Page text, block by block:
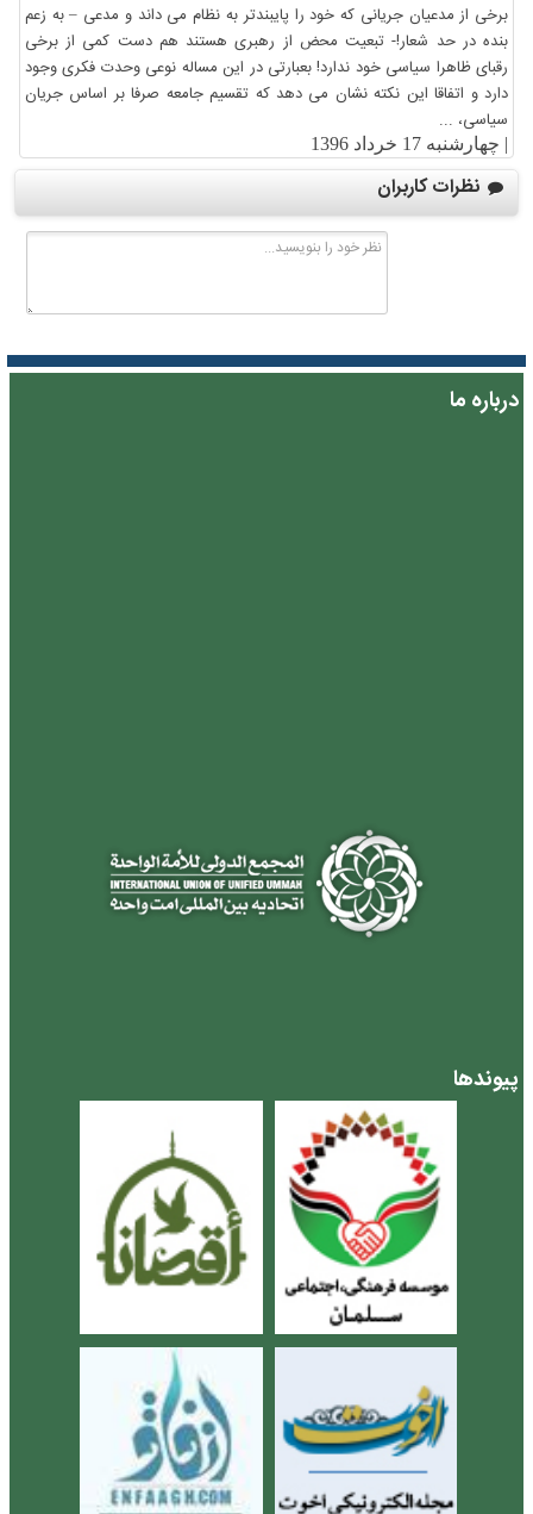
برخی از مدعیان جریانی که خود را پایبندتر به نظام می داند و مدعی – به زعم
بنده در حد شعار!- تبعیت محض از رهبری هستند هم دست کمی از برخی
رقبای ظاهرا سیاسی خود ندارد! بعبارتی در این مساله نوعی وحدت فکری وجود
دارد و اتفاقا این نکته نشان می دهد که تقسیم جامعه صرفا بر اساس جریان
سیاسی، ...
| چهارشنبه 17 خرداد 1396
نظرات کاربران
درباره ما
پیوندها